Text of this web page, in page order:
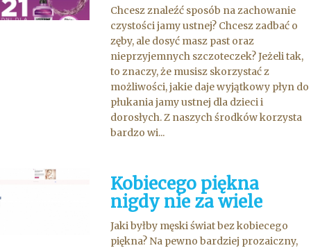
Chcesz znaleźć sposób na zachowanie
czystości jamy ustnej? Chcesz zadbać o
zęby, ale dosyć masz past oraz
nieprzyjemnych szczoteczek? Jeżeli tak,
to znaczy, że musisz skorzystać z
możliwości, jakie daje wyjątkowy płyn do
płukania jamy ustnej dla dzieci i
dorosłych. Z naszych środków korzysta
bardzo wi...
Kobiecego piękna
nigdy nie za wiele
Jaki byłby męski świat bez kobiecego
piękna? Na pewno bardziej prozaiczny,